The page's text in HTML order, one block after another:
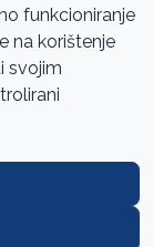
funkcioniranje
na korištenje
svojim